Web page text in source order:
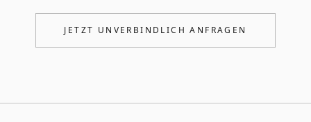
JETZT UNVERBINDLICH ANFRAGEN